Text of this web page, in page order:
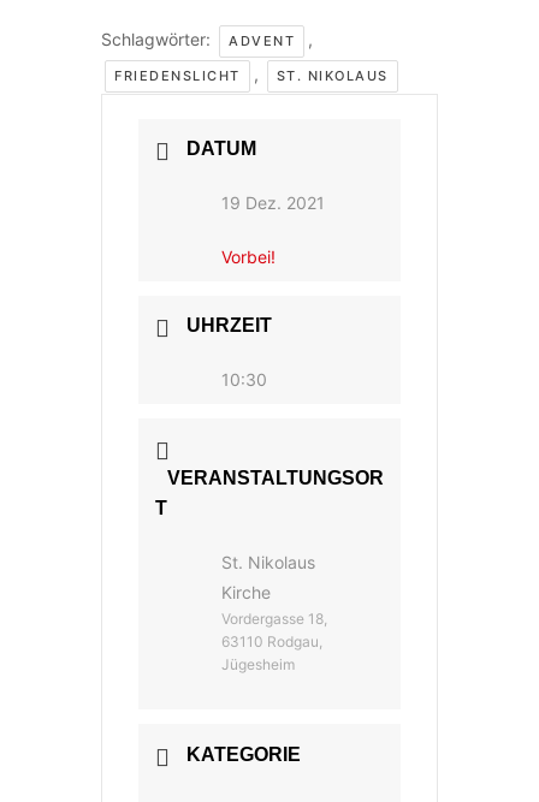
Schlagwörter: ADVENT ,
FRIEDENSLICHT , ST. NIKOLAUS
DATUM
19 Dez. 2021
Vorbei!
UHRZEIT
10:30
VERANSTALTUNGSOR
T
St. Nikolaus
Kirche
Vordergasse 18,
63110 Rodgau,
Jügesheim
KATEGORIE